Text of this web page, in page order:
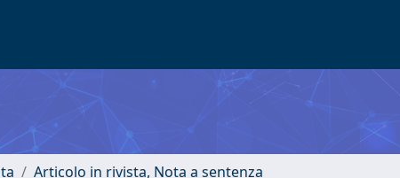
Articolo in rivista, Nota a sentenza